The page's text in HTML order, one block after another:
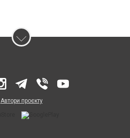
Автори проєкту